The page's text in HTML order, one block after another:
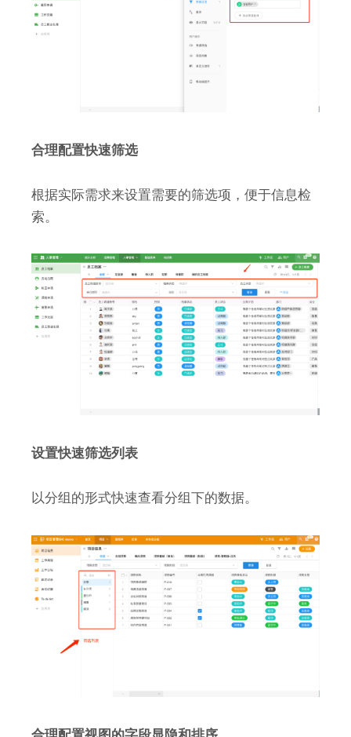
合理配置快速筛选
根据实际需求来设置需要的筛选项，便于信息检
索。
设置快速筛选列表
以分组的形式快速查看分组下的数据。